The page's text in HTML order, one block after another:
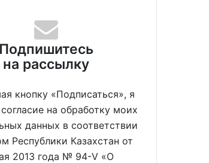
Подпишитесь
на рассылку
кнопку «Подписаться», я
на обработку моих
данных в соответствии
Республики Казахстан от
2013 года № 94-V «О